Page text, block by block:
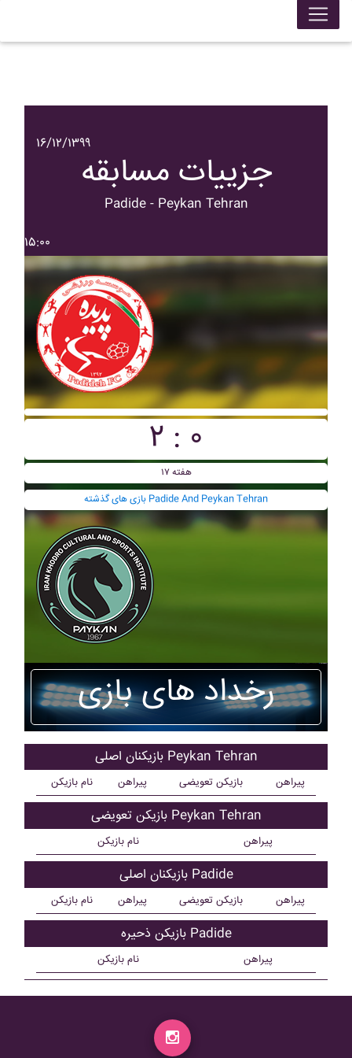
۱۶/۱۲/۱۳۹۹
جزییات مسابقه
Padide - Peykan Tehran
۱۵:۰۰
۲ : ۰
هفته ۱۷
بازی های گذشته Padide And Peykan Tehran
رخداد های بازی
بازیکنان اصلی Peykan Tehran
نام بازیکن پیراهن بازیکن تعویضی پیراهن
بازیکن تعویضی Peykan Tehran
نام بازیکن پیراهن
بازیکنان اصلی Padide
نام بازیکن پیراهن بازیکن تعویضی پیراهن
بازیکن ذحیره Padide
نام بازیکن پیراهن